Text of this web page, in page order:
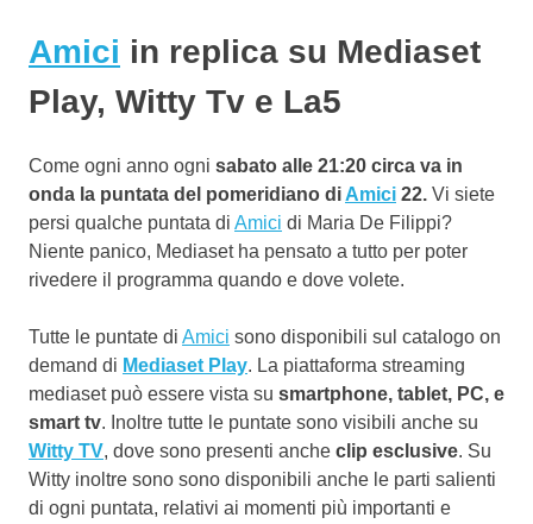
Amici in replica su Mediaset
Play, Witty Tv e La5
Come ogni anno ogni sabato alle 21:20 circa va in
onda la puntata del pomeridiano di Amici 22. Vi siete
persi qualche puntata di Amici di Maria De Filippi?
Niente panico, Mediaset ha pensato a tutto per poter
rivedere il programma quando e dove volete.
Tutte le puntate di Amici sono disponibili sul catalogo on
demand di Mediaset Play. La piattaforma streaming
mediaset può essere vista su smartphone, tablet, PC, e
smart tv. Inoltre tutte le puntate sono visibili anche su
Witty TV, dove sono presenti anche clip esclusive. Su
Witty inoltre sono sono disponibili anche le parti salienti
di ogni puntata, relativi ai momenti più importanti e